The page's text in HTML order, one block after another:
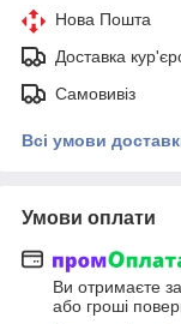
Нова Пошта
Доставка
Самовивіз
Всі умови
Умови оплати
Ви отримаєте
або гроші